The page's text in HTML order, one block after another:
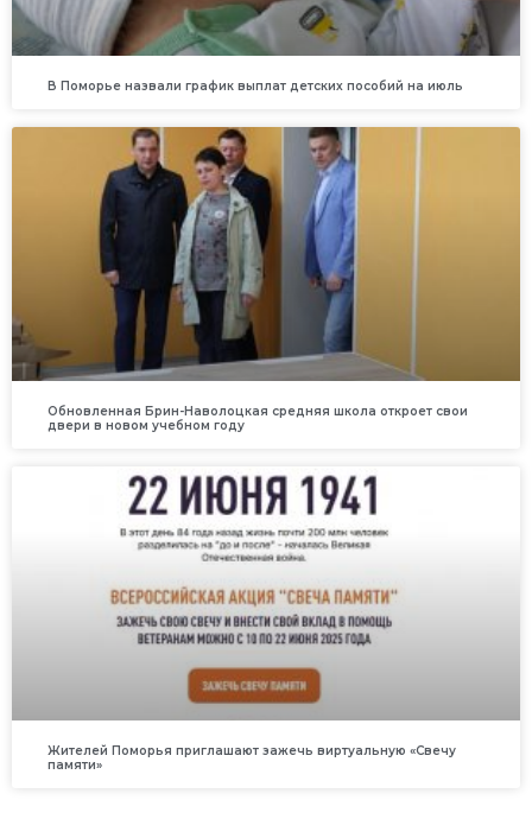
В Поморье назвали график выплат детских пособий на июль
Обновленная Брин-Наволоцкая средняя школа откроет свои
двери в новом учебном году
Жителей Поморья приглашают зажечь виртуальную «Свечу
памяти»